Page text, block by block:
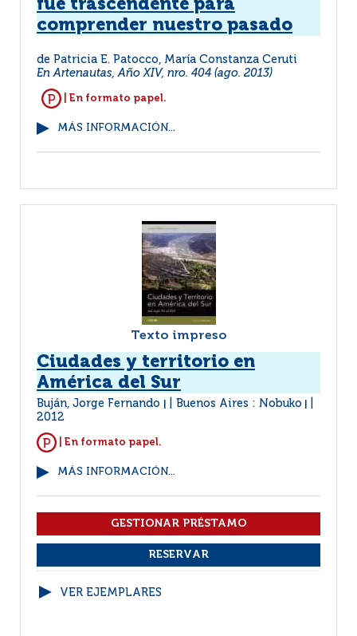
fue trascendente para
comprender nuestro pasado
de Patricia E. Patocco, María Constanza Ceruti
En Artenautas, Año XIV, nro. 404 (ago. 2013)
| En formato papel.
MÁS INFORMACIÓN...
Texto impreso
Ciudades y territorio en
América del Sur
Buján, Jorge Fernando Buenos Aires : Nobuko
2012
| En formato papel.
MÁS INFORMACIÓN...
VER EJEMPLARES